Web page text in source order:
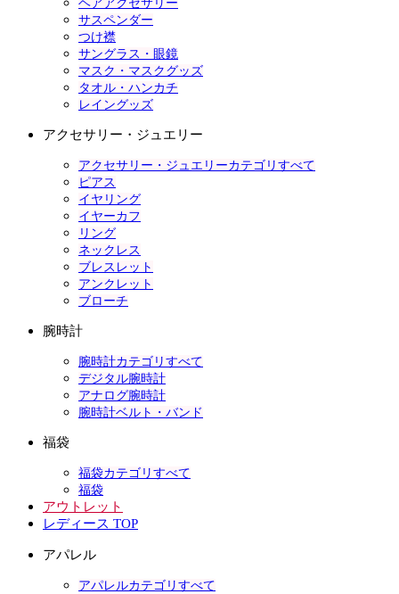
ヘアアクセサリー
サスペンダー
つけ襟
サングラス・眼鏡
マスク・マスクグッズ
タオル・ハンカチ
レイングッズ
アクセサリー・ジュエリー
アクセサリー・ジュエリーカテゴリすべて
ピアス
イヤリング
イヤーカフ
リング
ネックレス
ブレスレット
アンクレット
ブローチ
腕時計
腕時計カテゴリすべて
デジタル腕時計
アナログ腕時計
腕時計ベルト・バンド
福袋
福袋カテゴリすべて
福袋
アウトレット
レディース TOP
アパレル
アパレルカテゴリすべて